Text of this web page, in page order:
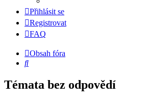
Přihlásit se
Registrovat
FAQ
Obsah fóra
Hledat
Témata bez odpovědí